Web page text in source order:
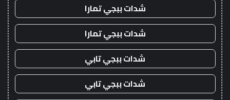
شدات ببجي تمارا
شدات ببجي تمارا
شدات ببجي تابي
شدات ببجي تابي